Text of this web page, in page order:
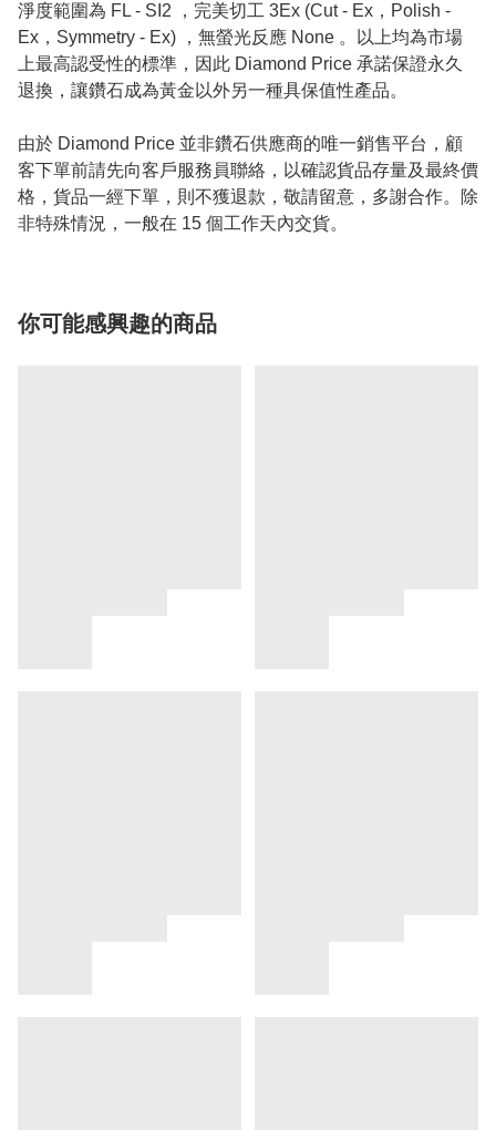
淨度範圍為 FL - SI2 ，完美切工 3Ex (Cut - Ex，Polish -
Ex，Symmetry - Ex) ，無螢光反應 None 。以上均為市場
上最高認受性的標準，因此 Diamond Price 承諾保證永久
退換，讓鑽石成為黃金以外另一種具保值性產品。
由於 Diamond Price 並非鑽石供應商的唯一銷售平台，顧
客下單前請先向客戶服務員聯絡，以確認貨品存量及最終價
格，貨品一經下單，則不獲退款，敬請留意，多謝合作。除
非特殊情況，一般在 15 個工作天內交貨。
你可能感興趣的商品